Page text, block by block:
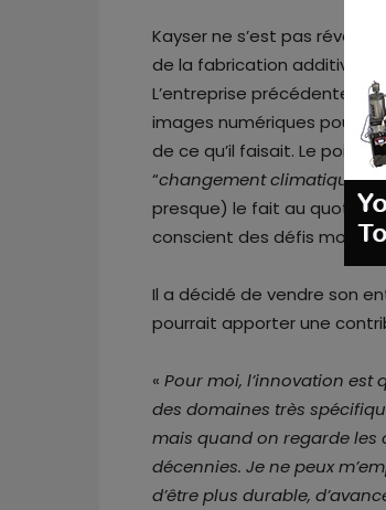
Kayser ne s’est pas
de la fabrication additive.
L’entreprise précédente
images numériques pour
de ce qu’il faisait. Le point
“changement climatique”
presque) le fait au
conscient des défis
Il a décidé de vendre son
pourrait apporter une
« Pour moi, l’innovation
des domaines très
mais quand on regarde les
décennies. Je ne peux
d’être plus durable,